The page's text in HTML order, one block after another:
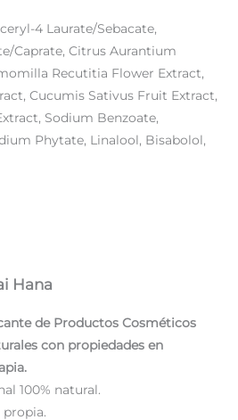
4 Laurate/Sebacate,
Caprate, Citrus Aurantium
Recutitia Flower Extract,
Cucumis Sativus Fruit Extract,
Sodium Benzoate,
Phytate, Linalool, Bisabolol,
Hana
de Productos Cosméticos
con propiedades en
100% natural.